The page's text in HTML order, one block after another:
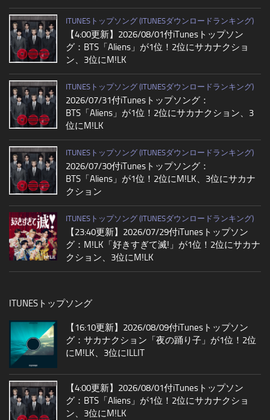
ITUNESトップソング (ITUNESダウンロードランキング)
【4:00更新】2026/08/01付iTunesトップソン
グ：BTS「Aliens」が1位！2位にサカナクショ
ン、3位にM!LK
ITUNESトップソング (ITUNESダウンロードランキング)
2026/07/31付iTunesトップソング：
BTS「Aliens」が1位！2位にサカナクション、3
位にM!LK
ITUNESトップソング (ITUNESダウンロードランキング)
2026/07/30付iTunesトップソング：
BTS「Aliens」が1位！2位にM!LK、3位にサカナ
クション
ITUNESトップソング (ITUNESダウンロードランキング)
【23:40更新】2026/07/29付iTunesトップソン
グ：M!LK「好きすぎて滅!」が1位！2位にサカナ
クション、3位にM!LK
ITUNESトップソング
【16:10更新】2026/08/09付iTunesトップソン
グ：サカナクション「夜の踊り子」が1位！2位
にM!LK、3位にILLIT
【4:00更新】2026/08/01付iTunesトップソン
グ：BTS「Aliens」が1位！2位にサカナクショ
ン、3位にM!LK